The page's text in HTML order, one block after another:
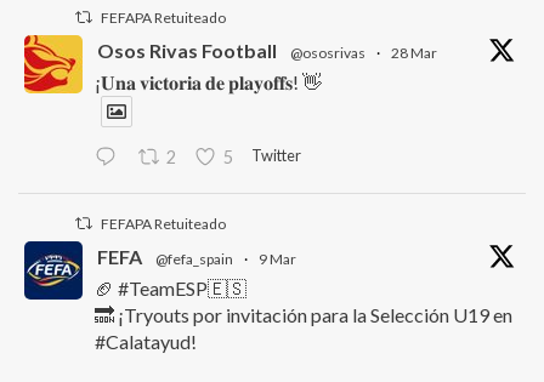
FEFAPA Retuiteado
Osos Rivas Football @ososrivas · 28 Mar
¡𝐔𝐧𝐚 𝐯𝐢𝐜𝐭𝐨𝐫𝐢𝐚 𝐝𝐞 𝐩𝐥𝐚𝐲𝐨𝐟𝐟𝐬! 👋
2 5 Twitter
FEFAPA Retuiteado
FEFA @fefa_spain · 9 Mar
🏈 #TeamESP🇪🇸
🔜 ¡Tryouts por invitación para la Selección U19 en
#Calatayud!